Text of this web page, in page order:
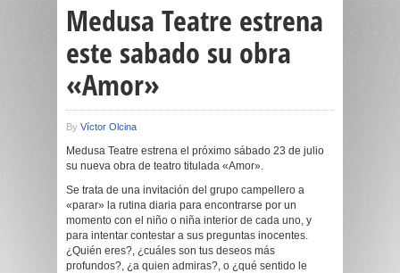
Medusa Teatre estrena
este sabado su obra
«Amor»
By Víctor Olcina
Medusa Teatre estrena el próximo sábado 23 de julio
su nueva obra de teatro titulada «Amor».
Se trata de una invitación del grupo campellero a
«parar» la rutina diaria para encontrarse por un
momento con el niño o niña interior de cada uno, y
para intentar contestar a sus preguntas inocentes.
¿Quién eres?, ¿cuáles son tus deseos más
profundos?, ¿a quien admiras?, o ¿qué sentido le